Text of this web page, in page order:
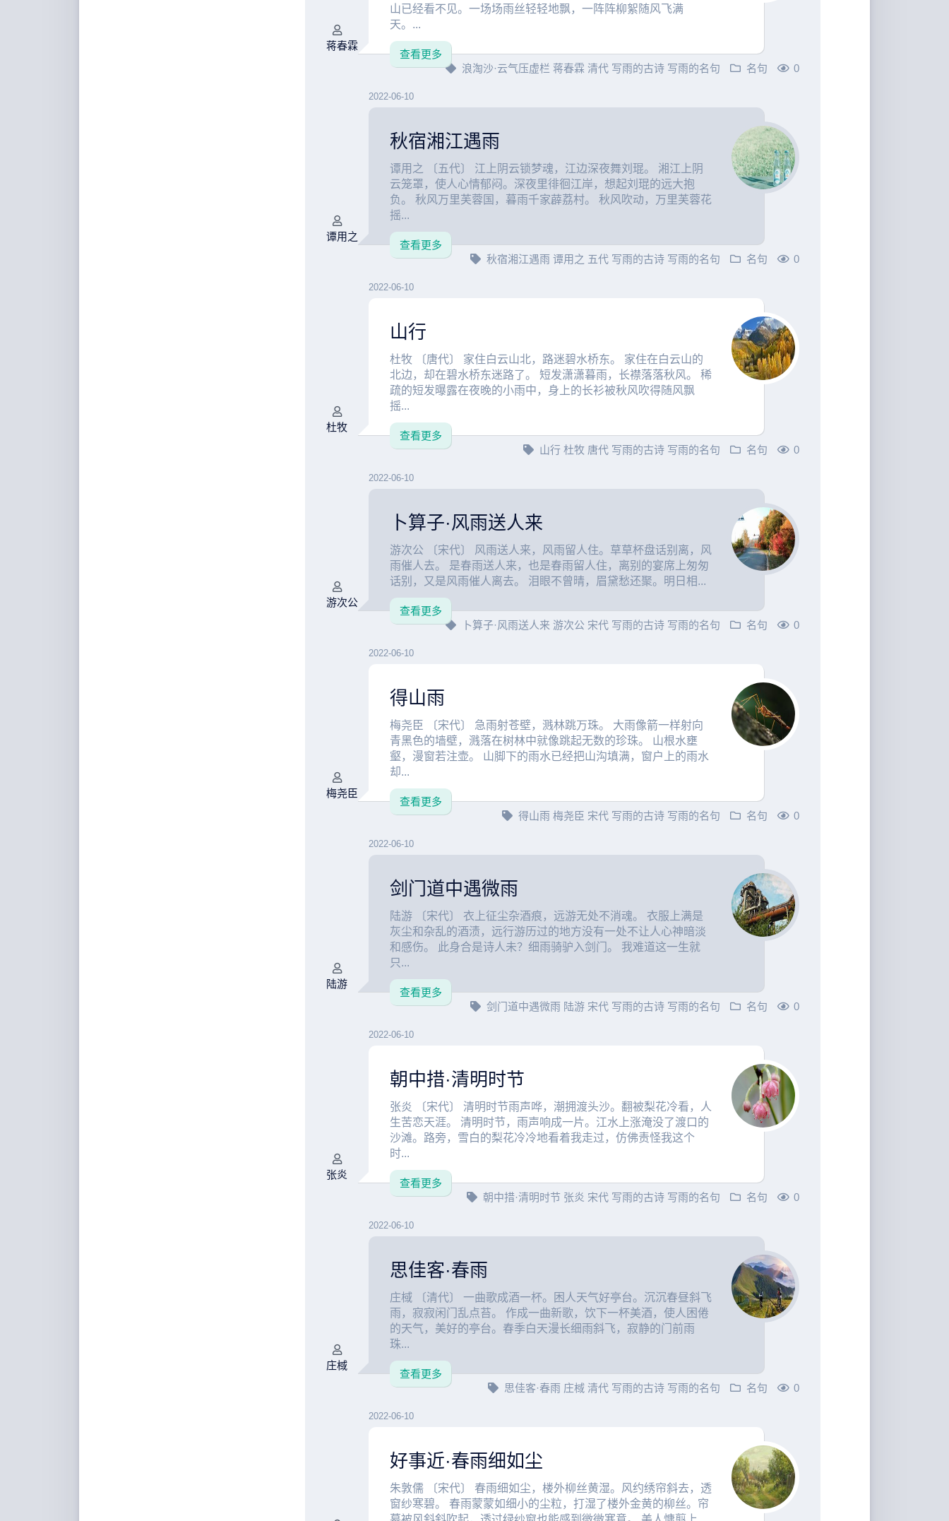
蒋春霖
山已经看不见。一场场雨丝轻轻地飘，一阵阵柳絮随风飞满
天。...
查看更多
浪淘沙·云气压虚栏 蒋春霖 清代 写雨的古诗 写雨的名句 名句 0
谭用之
2022-06-10
秋宿湘江遇雨
谭用之 〔五代〕 江上阴云锁梦魂，江边深夜舞刘琨。 湘江上阴
云笼罩，使人心情郁闷。深夜里徘徊江岸，想起刘琨的远大抱
负。 秋风万里芙蓉国，暮雨千家薜荔村。 秋风吹动，万里芙蓉花
摇...
查看更多
秋宿湘江遇雨 谭用之 五代 写雨的古诗 写雨的名句 名句 0
杜牧
2022-06-10
山行
杜牧 〔唐代〕 家住白云山北，路迷碧水桥东。 家住在白云山的
北边，却在碧水桥东迷路了。 短发潇潇暮雨，长襟落落秋风。 稀
疏的短发曝露在夜晚的小雨中，身上的长衫被秋风吹得随风飘
摇...
查看更多
山行 杜牧 唐代 写雨的古诗 写雨的名句 名句 0
游次公
2022-06-10
卜算子·风雨送人来
游次公 〔宋代〕 风雨送人来，风雨留人住。草草杯盘话别离，风
雨催人去。 是春雨送人来，也是春雨留人住，离别的宴席上匆匆
话别，又是风雨催人离去。 泪眼不曾晴，眉黛愁还聚。明日相...
查看更多
卜算子·风雨送人来 游次公 宋代 写雨的古诗 写雨的名句 名句 0
梅尧臣
2022-06-10
得山雨
梅尧臣 〔宋代〕 急雨射苍壁，溅林跳万珠。 大雨像箭一样射向
青黑色的墙壁，溅落在树林中就像跳起无数的珍珠。 山根水壅
壑，漫窗若注壶。 山脚下的雨水已经把山沟填满，窗户上的雨水
却...
查看更多
得山雨 梅尧臣 宋代 写雨的古诗 写雨的名句 名句 0
陆游
2022-06-10
剑门道中遇微雨
陆游 〔宋代〕 衣上征尘杂酒痕，远游无处不消魂。 衣服上满是
灰尘和杂乱的酒渍，远行游历过的地方没有一处不让人心神暗淡
和感伤。 此身合是诗人未？细雨骑驴入剑门。 我难道这一生就
只...
查看更多
剑门道中遇微雨 陆游 宋代 写雨的古诗 写雨的名句 名句 0
张炎
2022-06-10
朝中措·清明时节
张炎 〔宋代〕 清明时节雨声哗，潮拥渡头沙。翻被梨花冷看，人
生苦恋天涯。 清明时节，雨声响成一片。江水上涨淹没了渡口的
沙滩。路旁，雪白的梨花冷冷地看着我走过，仿佛责怪我这个
时...
查看更多
朝中措·清明时节 张炎 宋代 写雨的古诗 写雨的名句 名句 0
庄棫
2022-06-10
思佳客·春雨
庄棫 〔清代〕 一曲歌成酒一杯。困人天气好亭台。沉沉春昼斜飞
雨，寂寂闲门乱点苔。 作成一曲新歌，饮下一杯美酒，使人困倦
的天气，美好的亭台。春季白天漫长细雨斜飞，寂静的门前雨
珠...
查看更多
思佳客·春雨 庄棫 清代 写雨的古诗 写雨的名句 名句 0
2022-06-10
好事近·春雨细如尘
朱敦儒 〔宋代〕 春雨细如尘，楼外柳丝黄湿。风约绣帘斜去，透
窗纱寒碧。 春雨蒙蒙如细小的尘粒，打湿了楼外金黄的柳丝。帘